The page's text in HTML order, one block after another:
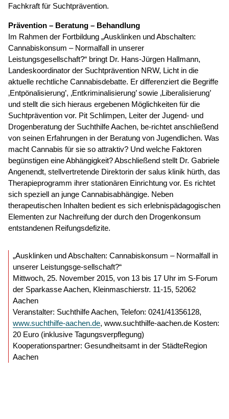
Fachkraft für Suchtprävention.
Prävention – Beratung – Behandlung
Im Rahmen der Fortbildung „Ausklinken und Abschalten:
Cannabiskonsum – Normalfall in unserer
Leistungsgesellschaft?“ bringt Dr. Hans-Jürgen Hallmann,
Landeskoordinator der Suchtprävention NRW, Licht in die
aktuelle rechtliche Cannabisdebatte. Er differenziert die Begriffe
‚Entpönalisierung’, ‚Entkriminalisierung’ sowie ‚Liberalisierung’
und stellt die sich hieraus ergebenen Möglichkeiten für die
Suchtprävention vor. Pit Schlimpen, Leiter der Jugend- und
Drogenberatung der Suchthilfe Aachen, be-richtet anschließend
von seinen Erfahrungen in der Beratung von Jugendlichen. Was
macht Cannabis für sie so attraktiv? Und welche Faktoren
begünstigen eine Abhängigkeit? Abschließend stellt Dr. Gabriele
Angenendt, stellvertretende Direktorin der salus klinik hürth, das
Therapieprogramm ihrer stationären Einrichtung vor. Es richtet
sich speziell an junge Cannabisabhängige. Neben
therapeutischen Inhalten bedient es sich erlebnispädagogischen
Elementen zur Nachreifung der durch den Drogenkonsum
entstandenen Reifungsdefizite.
„Ausklinken und Abschalten: Cannabiskonsum – Normalfall in
unserer Leistungsge-sellschaft?“
Mittwoch, 25. November 2015, von 13 bis 17 Uhr im S-Forum
der Sparkasse Aachen, Kleinmaschierstr. 11-15, 52062
Aachen
Veranstalter: Suchthilfe Aachen, Telefon: 0241/41356128,
www.suchthilfe-aachen.de, www.suchthilfe-aachen.de Kosten:
20 Euro (inklusive Tagungsverpflegung)
Kooperationspartner: Gesundheitsamt in der StädteRegion
Aachen